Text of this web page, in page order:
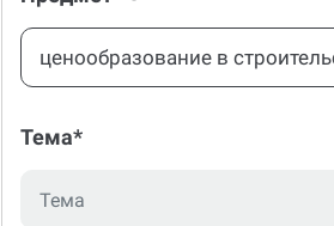
Тема*